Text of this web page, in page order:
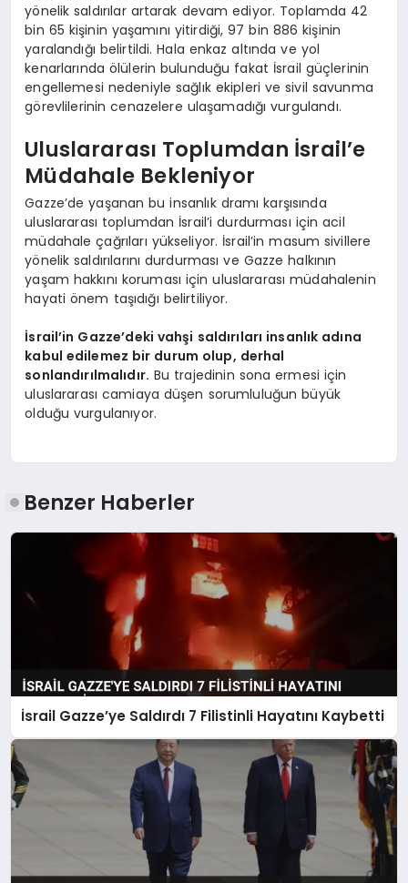
yönelik saldırılar artarak devam ediyor. Toplamda 42
bin 65 kişinin yaşamını yitirdiği, 97 bin 886 kişinin
yaralandığı belirtildi. Hala enkaz altında ve yol
kenarlarında ölülerin bulunduğu fakat İsrail güçlerinin
engellemesi nedeniyle sağlık ekipleri ve sivil savunma
görevlilerinin cenazelere ulaşamadığı vurgulandı.
Uluslararası Toplumdan İsrail’e
Müdahale Bekleniyor
Gazze’de yaşanan bu insanlık dramı karşısında
uluslararası toplumdan İsrail’i durdurması için acil
müdahale çağrıları yükseliyor. İsrail’in masum sivillere
yönelik saldırılarını durdurması ve Gazze halkının
yaşam hakkını koruması için uluslararası müdahalenin
hayati önem taşıdığı belirtiliyor.
İsrail’in Gazze’deki vahşi saldırıları insanlık adına
kabul edilemez bir durum olup, derhal
sonlandırılmalıdır. Bu trajedinin sona ermesi için
uluslararası camiaya düşen sorumluluğun büyük
olduğu vurgulanıyor.
Benzer Haberler
İsrail Gazze’ye Saldırdı 7 Filistinli Hayatını Kaybetti